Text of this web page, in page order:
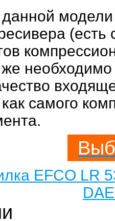
модели
самого
EFCO LR